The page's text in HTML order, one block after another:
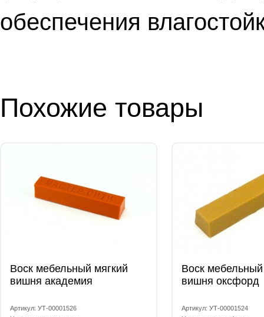
обеспечения
Похожие товары
Воск мебельный мягкий
вишня академия
Артикул: УТ-00001526
Воск мебельный
вишня оксфорд
Артикул: УТ-00001524